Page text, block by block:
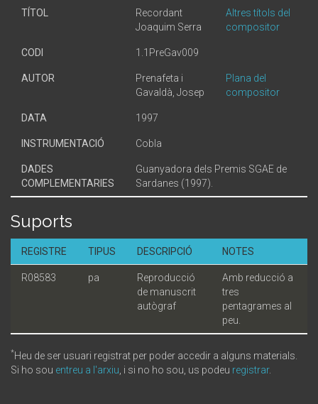
TÍTOL
Recordant
Joaquim Serra
Altres títols del
compositor
CODI 1.1PreGav009
AUTOR
Prenafeta i
Gavaldà, Josep
Plana del
compositor
DATA 1997
INSTRUMENTACIÓ Cobla
DADES
COMPLEMENTARIES
Guanyadora dels Premis SGAE de
Sardanes (1997).
Suports
REGISTRE TIPUS DESCRIPCIÓ NOTES
R08583 pa
Reproducció
de manuscrit
autògraf
Amb reducció a
tres
pentagrames al
peu.
*Heu de ser usuari registrat per poder accedir a alguns materials.
Si ho sou entreu a l'arxiu , i si no ho sou, us podeu registrar.